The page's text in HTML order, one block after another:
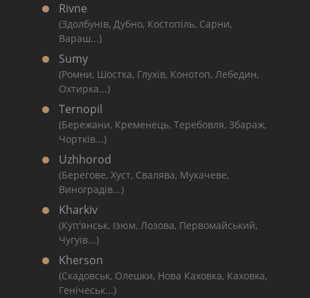
Rivne
(Здолбунів, Дубно, Костопіль, Сарни,
Вараш...)
Sumy
(Ромни, Шостка, Глухів, Конотоп, Лебедин,
Охтирка...)
Ternopil
(Бережани, Кременець, Теребовля, Збараж,
Чортків...)
Uzhhorod
(Берегове, Хуст, Свалява, Мукачеве,
Виноградів...)
Kharkiv
(Куп'янськ, Ізюм, Лозова, Первомайський,
Чугуїв...)
Kherson
(Скадовськ, Олешки, Нова Каховка, Каховка,
Генічеськ...)